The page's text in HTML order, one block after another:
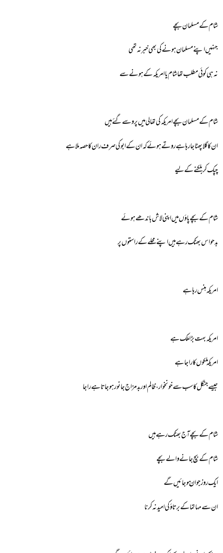
شام کے مسلمان بچے
جنہیں اپنے مسلمان ہونے کی بھی خبر نہ تھی
نہ ہی کوئی مطلب تھا شام یا امریکہ کے ہونے سے
شام کے مسلمان بچے امریکہ کی تھالی میں پروسے گئے ہیں
ان کا گلا پھٹا جارہا ہے رو تے ہوئے کہ ان کے ابو کی صرف ران کا حصہ ملا ہے
چپک کر بلکنے کے لیے
شام کے بچے پاؤں میں اپنی لاش باندھے ہوئے
بدحواس بھٹک رہے ہیں اپنے محلے کے راستوں پر
امریکہ ہنس رہا ہے
امریکہ بہت بڑا ملک ہے
امریکہ ملکوں کا راجا ہے
جیسے جنگل کا سب سے خونخوار ، ظالم اور بدمزاج جانور ہوجاتا ہے راجا
شام کے بچے آج بھٹک رہے ہیں
شام کے بچ جانے والے بچے
ایک روز جوان ہوجائیں گے
ان سے مہاتما کے برتاؤ کی امید نہ کرنا